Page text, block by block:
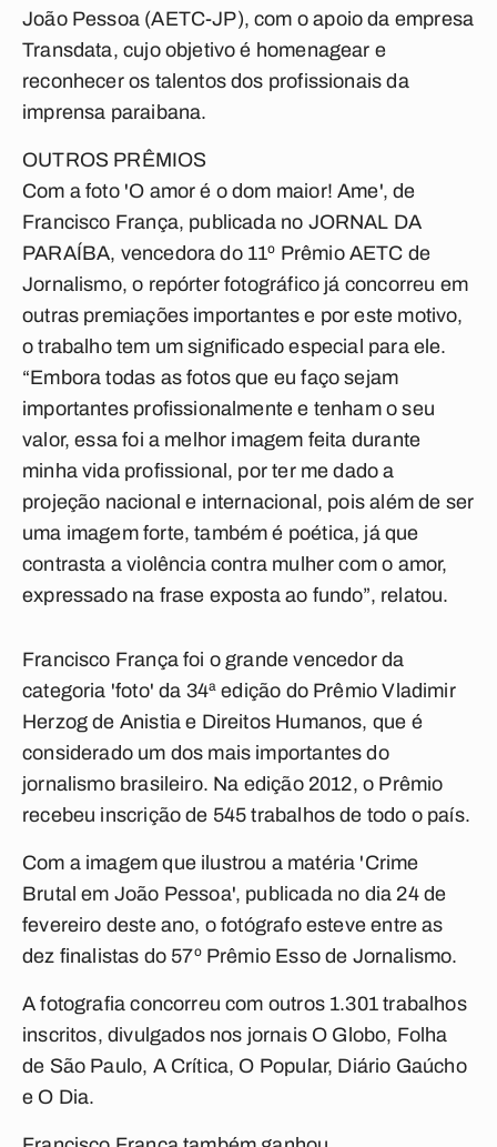
João Pessoa (AETC-JP), com o apoio da empresa
Transdata, cujo objetivo é homenagear e
reconhecer os talentos dos profissionais da
imprensa paraibana.
OUTROS PRÊMIOS
Com a foto 'O amor é o dom maior! Ame', de
Francisco França, publicada no JORNAL DA
PARAÍBA, vencedora do 11º Prêmio AETC de
Jornalismo, o repórter fotográfico já concorreu em
outras premiações importantes e por este motivo,
o trabalho tem um significado especial para ele.
“Embora todas as fotos que eu faço sejam
importantes profissionalmente e tenham o seu
valor, essa foi a melhor imagem feita durante
minha vida profissional, por ter me dado a
projeção nacional e internacional, pois além de ser
uma imagem forte, também é poética, já que
contrasta a violência contra mulher com o amor,
expressado na frase exposta ao fundo”, relatou.
Francisco França foi o grande vencedor da
categoria 'foto' da 34ª edição do Prêmio Vladimir
Herzog de Anistia e Direitos Humanos, que é
considerado um dos mais importantes do
jornalismo brasileiro. Na edição 2012, o Prêmio
recebeu inscrição de 545 trabalhos de todo o país.
Com a imagem que ilustrou a matéria 'Crime
Brutal em João Pessoa', publicada no dia 24 de
fevereiro deste ano, o fotógrafo esteve entre as
dez finalistas do 57º Prêmio Esso de Jornalismo.
A fotografia concorreu com outros 1.301 trabalhos
inscritos, divulgados nos jornais O Globo, Folha
de São Paulo, A Crítica, O Popular, Diário Gaúcho
e O Dia.